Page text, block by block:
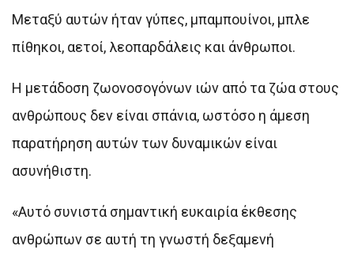
Μεταξύ αυτών ήταν γύπες, μπαμπουίνοι, μπλε
πίθηκοι, αετοί, λεοπαρδάλεις και άνθρωποι.
Η μετάδοση ζωονοσογόνων ιών από τα ζώα στους
ανθρώπους δεν είναι σπάνια, ωστόσο η άμεση
παρατήρηση αυτών των δυναμικών είναι
ασυνήθιστη.
«Αυτό συνιστά σημαντική ευκαιρία έκθεσης
ανθρώπων σε αυτή τη γνωστή δεξαμενή